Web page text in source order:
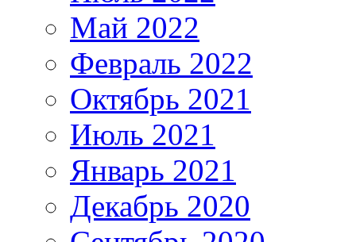
Май 2022
Февраль 2022
Октябрь 2021
Июль 2021
Январь 2021
Декабрь 2020